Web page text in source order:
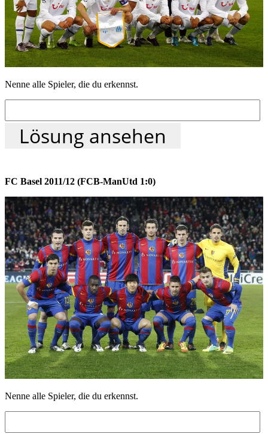
Nenne alle Spieler, die du erkennst.
Lösung ansehen
FC Basel 2011/12 (FCB-ManUtd 1:0)
Nenne alle Spieler, die du erkennst.